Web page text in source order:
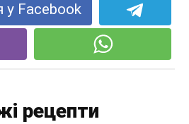
у Facebook
рецепти